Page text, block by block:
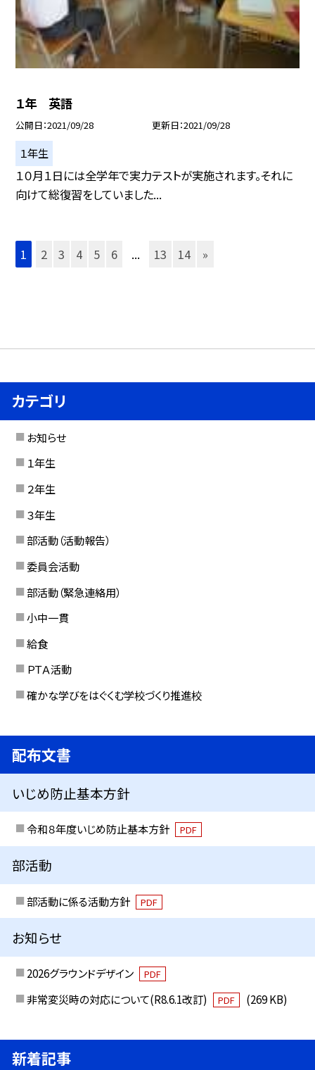
１年 英語
公開日 2021/09/28 更新日 2021/09/28
１年生
１０月１日には全学年で実力テストが実施されます。それに
向けて総復習をしていました...
1 2 3 4 5 6 ... 13 14 »
カテゴリ
お知らせ
１年生
２年生
３年生
部活動（活動報告）
委員会活動
部活動（緊急連絡用）
小中一貫
給食
ＰＴＡ活動
確かな学びをはぐくむ学校づくり推進校
配布文書
いじめ防止基本方針
令和８年度いじめ防止基本方針 PDF
部活動
部活動に係る活動方針 PDF
お知らせ
2026グラウンドデザイン PDF
非常変災時の対応について(R8.6.1改訂) PDF (269 KB)
新着記事